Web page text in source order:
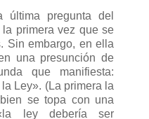
última pregunta del
primera vez que se
Sin embargo, en ella
una presunción de
que manifiesta:
Ley». (La primera la
se topa con una
ley debería ser